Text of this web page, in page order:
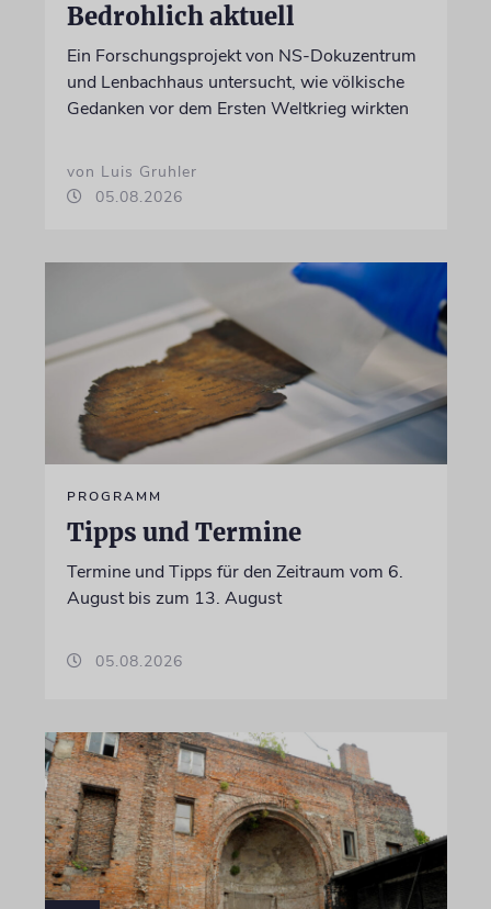
Bedrohlich aktuell
Ein Forschungsprojekt von NS-Dokuzentrum
und Lenbachhaus untersucht, wie völkische
Gedanken vor dem Ersten Weltkrieg wirkten
von Luis Gruhler
05.08.2026
PROGRAMM
Tipps und Termine
Termine und Tipps für den Zeitraum vom 6.
August bis zum 13. August
05.08.2026